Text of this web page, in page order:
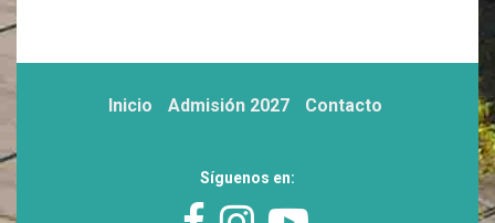
Inicio Admisión 2027 Contacto
Síguenos en: